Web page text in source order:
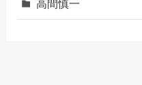
高間慎一